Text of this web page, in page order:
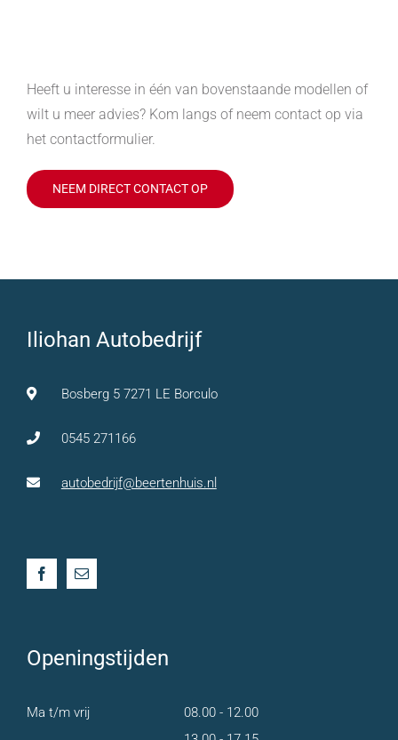
Heeft u interesse in één van bovenstaande modellen of
wilt u meer advies? Kom langs of neem contact op via
het contactformulier.
NEEM DIRECT CONTACT OP
Iliohan Autobedrijf
Bosberg 5 7271 LE Borculo
0545 271166
autobedrijf@beertenhuis.nl
Openingstijden
Ma t/m vrij
08.00 - 12.00